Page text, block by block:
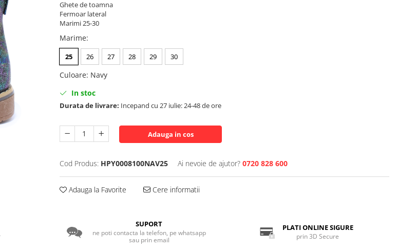
Ghete de toamna
Fermoar lateral
Marimi 25-30
Marime:
25 26 27 28 29 30
Culoare: Navy
In stoc
Durata de livrare: Incepand cu 27 iulie: 24-48 de ore
Adauga in cos
Cod Produs: HPY0008100NAV25 Ai nevoie de ajutor? 0720 828 600
Adauga la Favorite Cere informatii
SUPORT
ne poti contacta la telefon, pe whatsapp
sau prin email
PLATI ONLINE SIGURE
prin 3D Secure